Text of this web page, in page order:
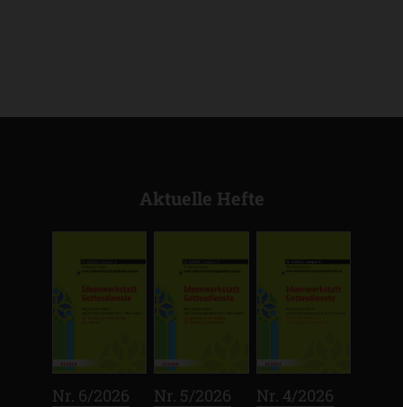
Aktuelle Hefte
Nr. 6/2026 Nr. 5/2026 Nr. 4/2026